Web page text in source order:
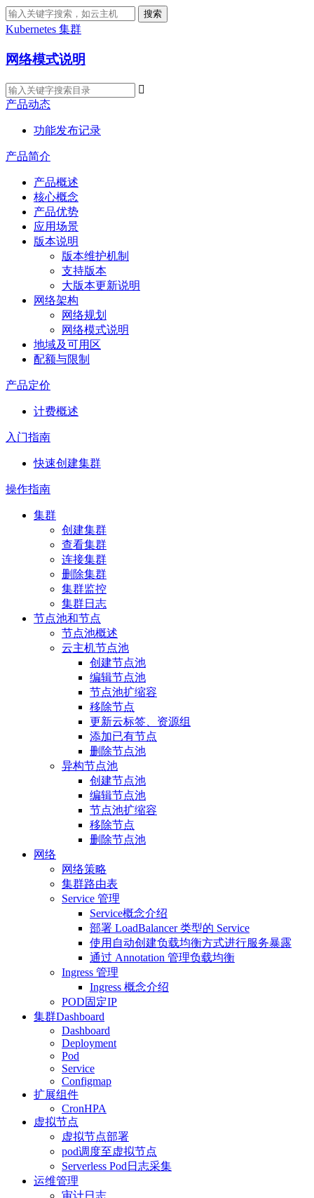
搜索
Kubernetes 集群
网络模式说明

产品动态
功能发布记录
产品简介
产品概述
核心概念
产品优势
应用场景
版本说明
版本维护机制
支持版本
大版本更新说明
网络架构
网络规划
网络模式说明
地域及可用区
配额与限制
产品定价
计费概述
入门指南
快速创建集群
操作指南
集群
创建集群
查看集群
连接集群
删除集群
集群监控
集群日志
节点池和节点
节点池概述
云主机节点池
创建节点池
编辑节点池
节点池扩缩容
移除节点
更新云标签、资源组
添加已有节点
删除节点池
异构节点池
创建节点池
编辑节点池
节点池扩缩容
移除节点
删除节点池
网络
网络策略
集群路由表
Service 管理
Service概念介绍
部署 LoadBalancer 类型的 Service
使用自动创建负载均衡方式进行服务暴露
通过 Annotation 管理负载均衡
Ingress 管理
Ingress 概念介绍
POD固定IP
集群Dashboard
Dashboard
Deployment
Pod
Service
Configmap
扩展组件
CronHPA
虚拟节点
虚拟节点部署
pod调度至虚拟节点
Serverless Pod日志采集
运维管理